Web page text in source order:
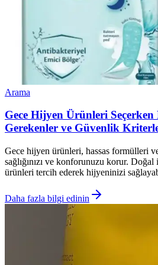
Arama
Gece Hijyen Ürünleri
Gerekenler ve Güvenlik
Gece hijyen ürünleri, hassas formülleri
sağlığınızı ve konforunuzu korur.
ürünleri tercih ederek hijyeninizi
Daha fazla bilgi edinin